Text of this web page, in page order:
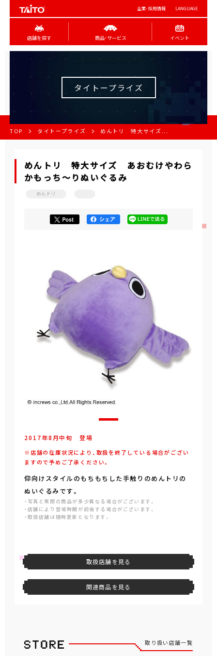
企業･採用情報 LANGUAGE
店舗を探す 商品･サービス イベント
タイトープライズ
TOP タイトープライズ めんトリ 特大サイズ...
めんトリ 特大サイズ あおむけやわら
かもっち～りぬいぐるみ
めんトリ
2017年8 月中旬 登場
※店舗の在庫状況により、取扱を終了している場合がござい
ますので予めご了承ください。
仰向けスタイルのもちもちした手触りのめんトリの
ぬいぐるみです。
・写真と実際の商品が多少異なる場合がございます。
・店舗により登場時期が前後する場合がございます。
・取扱店舗は随時更新となります。
取扱店舗を見る
関連商品を見る
取り扱い店舗一覧